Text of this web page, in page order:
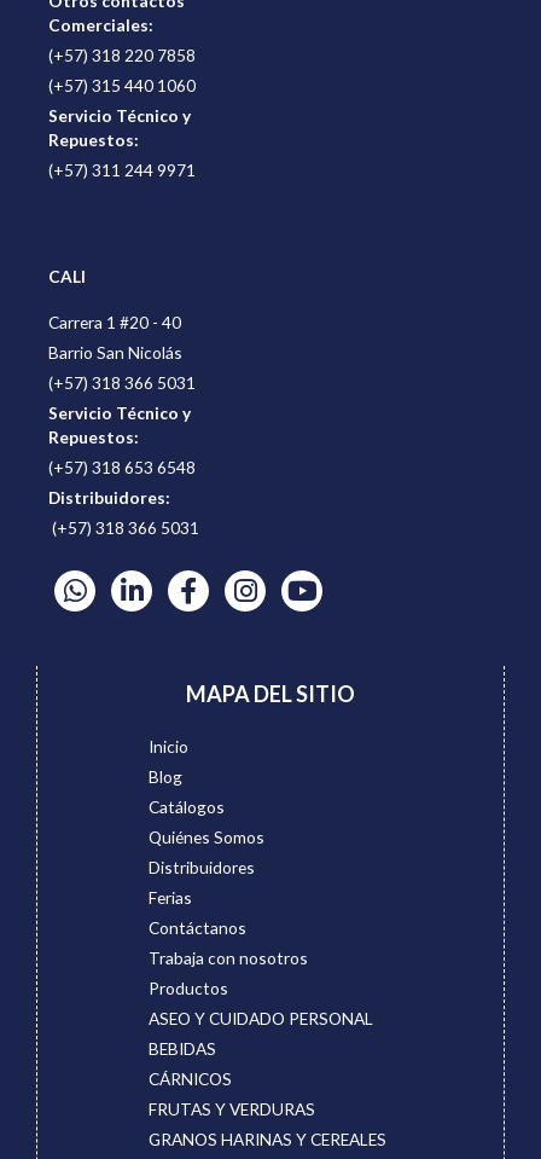
Comerciales:
(+57) 318 220 7858
(+57) 315 440 1060
Servicio Técnico y
Repuestos:
(+57) 311 244 9971
CALI
Carrera 1 #20 - 40
Barrio San Nicolás
(+57) 318 366 5031
Servicio Técnico y
Repuestos:
(+57) 318 653 6548
Distribuidores:
(+57) 318 366 5031
MAPA DEL SITIO
Inicio
Blog
Catálogos
Quiénes Somos
Distribuidores
Ferias
Contáctanos
Trabaja con nosotros
Productos
ASEO Y CUIDADO PERSONAL
BEBIDAS
CÁRNICOS
FRUTAS Y VERDURAS
GRANOS HARINAS Y CEREALES